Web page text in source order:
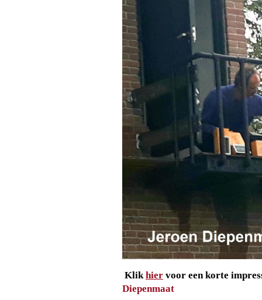
Klik hier voor een korte
Diepenmaat